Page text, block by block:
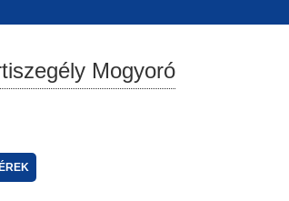
Mogyoró